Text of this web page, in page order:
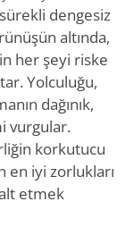
dengesiz
altında,
her şeyi riske
Yolculuğu,
dağınık,
vurgular.
korkutucu
en iyi zorlukları
etmek